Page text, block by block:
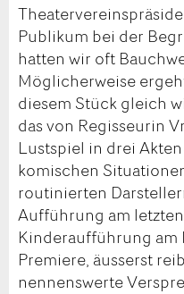
Publikum bei der
hatten wir oft
Möglicherweise
diesem Stück gleich
das von Regisseurin
Lustspiel in drei
komischen
routinierten
Aufführung am
Kinderaufführung
Premiere, äusserst
nennenswerte